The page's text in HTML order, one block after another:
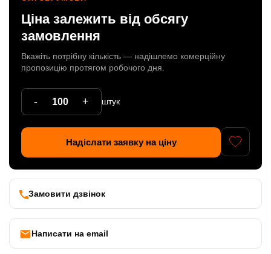
Ціна залежить від обсягу
замовлення
Вкажіть потрібну кількість — надішлемо комерційну
пропозицію протягом робочого дня.
- + штук
Надіслати заявку на ціну
Замовити дзвінок
Написати на email
Патрони
Кабельна продукція
Елементи кріплення
Продукція з пластика
Керамічні вироби